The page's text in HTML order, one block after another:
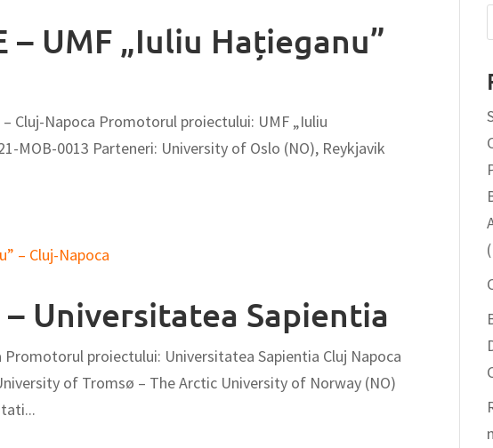
UMF „Iuliu Hațieganu”
Cluj-Napoca Promotorul proiectului: UMF „Iuliu
MOB-0013 Parteneri: University of Oslo (NO), Reykjavik
Universitatea Sapientia
proiectului: Universitatea Sapientia Cluj Napoca
of Tromsø – The Arctic University of Norway (NO)